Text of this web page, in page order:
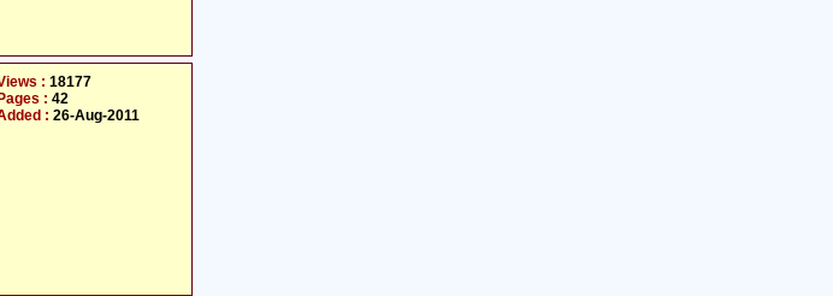
: 18177
Pages : 42
: 26-Aug-2011